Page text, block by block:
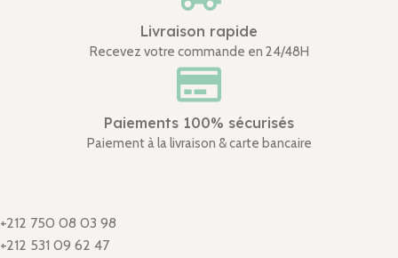
Livraison rapide
Recevez votre commande en 24/48H
Paiements 100% sécurisés
Paiement à la livraison & carte bancaire
+212 750 08 03 98
+212 531 09 62 47